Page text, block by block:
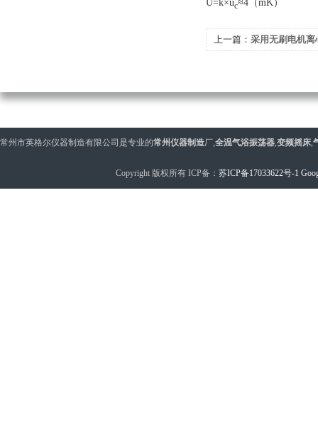
U=k×uc≈4（mK）
上一篇： 采用无刷电机离
常州市英格尔仪器制造有限公司是专业的常州仪器制造厂,全温气浴振荡器,变频摇床,
Copyright 版权所有 ICP备： 苏ICP备17033622号-1